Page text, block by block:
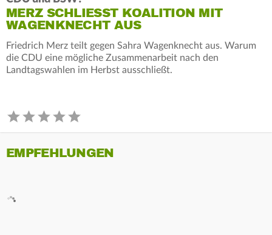
MERZ SCHLIESST KOALITION MIT W
AGENKNECHT AUS
Friedrich Merz teilt gegen Sahra Wagenknecht aus. Warum
die CDU eine mögliche Zusammenarbeit nach den
Landtagswahlen im Herbst ausschließt.
EMPFEHLUNGEN